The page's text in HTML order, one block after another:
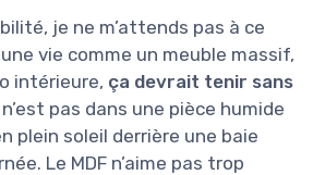
je ne m’attends pas à ce
vie comme un meuble massif,
intérieure, ça devrait tenir sans
pas dans une pièce humide
plein soleil derrière une baie
Le MDF n’aime pas trop